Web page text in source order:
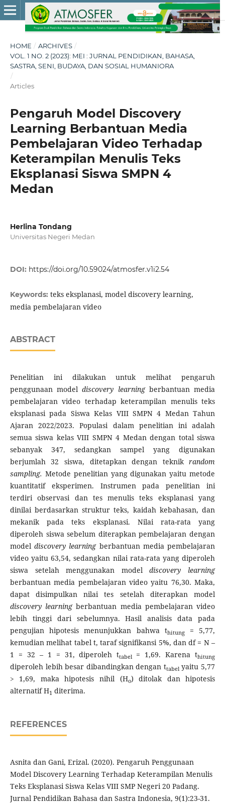
HOME / ARCHIVES /
VOL. 1 NO. 2 (2023): MEI : JURNAL PENDIDIKAN, BAHASA,
SASTRA, SENI, BUDAYA, DAN SOSIAL HUMANIORA
/
Articles
Pengaruh Model Discovery
Learning Berbantuan Media
Pembelajaran Video Terhadap
Keterampilan Menulis Teks
Eksplanasi Siswa SMPN 4
Medan
Herlina Tondang
Universitas Negeri Medan
DOI: https://doi.org/10.59024/atmosfer.v1i2.54
Keywords: teks eksplanasi, model discovery learning,
media pembelajaran video
ABSTRACT
Penelitian ini dilakukan untuk melihat pengaruh
penggunaan modeldiscovery learning berbantuan media
pembelajaran video terhadap keterampilan menulis teks
eksplanasi pada Siswa Kelas VIII SMPN 4 Medan Tahun
Ajaran 2022/2023. Populasi dalam penelitian ini adalah
semua siswa kelas VIII SMPN 4 Medan dengan total siswa
sebanyak 347, sedangkan sampel yang digunakan
berjumlah 32 siswa, ditetapkan dengan teknikrandom
sampling. Metode penelitian yang digunakan yaitu metode
kuantitatif eksperimen. Instrumen pada penelitian ini
terdiri observasi dan tes menulis teks eksplanasi yang
dinilai berdasarkan struktur teks, kaidah kebahasan, dan
mekanik pada teks eksplanasi. Nilai rata-rata yang
diperoleh siswa sebelum diterapkan pembelajaran dengan
modeldiscovery learning berbantuan media pembelajaran
video yaitu 63,54, sedangkan nilai rata-rata yang diperoleh
siswa setelah menggunakan modeldiscovery learning
berbantuan media pembelajaran video yaitu 76,30. Maka,
dapat disimpulkan nilai tes setelah diterapkan model
discovery learningberbantuan media pembelajaran video
lebih tinggi dari sebelumnya. Hasil analisis data pada
pengujian hipotesis menunjukkan bahwa thitung= 5,77,
kemudian melihat tabel t, taraf signifikansi 5%, dan df = N –
1 = 32 – 1 = 31, diperoleh ttabel = 1,69. Karena thitung
diperoleh lebih besar dibandingkan dengan ttabelyaitu 5,77
> 1,69, maka hipotesis nihil (Ho) ditolak dan hipotesis
alternatif H1 diterima.
REFERENCES
Asnita dan Gani, Erizal. (2020). Pengaruh Penggunaan
Model Discovery Learning Terhadap Keterampilan Menulis
Teks Eksplanasi Siswa Kelas VIII SMP Negeri 20 Padang.
Jurnal Pendidikan Bahasa dan Sastra Indonesia, 9(1):23-31.